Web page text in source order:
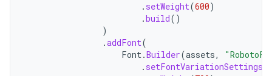
. setWeight(600)
.build()
)
.addFont(
Font.Builder(assets,
. setFontVariationSettings